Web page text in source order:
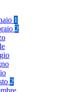
1
2
2